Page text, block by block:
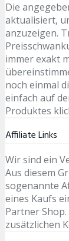
Die
aktualisiert,
anzuzeigen.
immer exakt
noch einmal
einfach auf
Produktes
Affiliate Links
Wir sind ein
Aus diesem
sogenannte
eines Kaufs
Partner
zusätzlichen